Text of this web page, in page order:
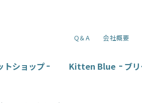
トショップ
Kitten Blue
ブ
Q＆A 会社概要